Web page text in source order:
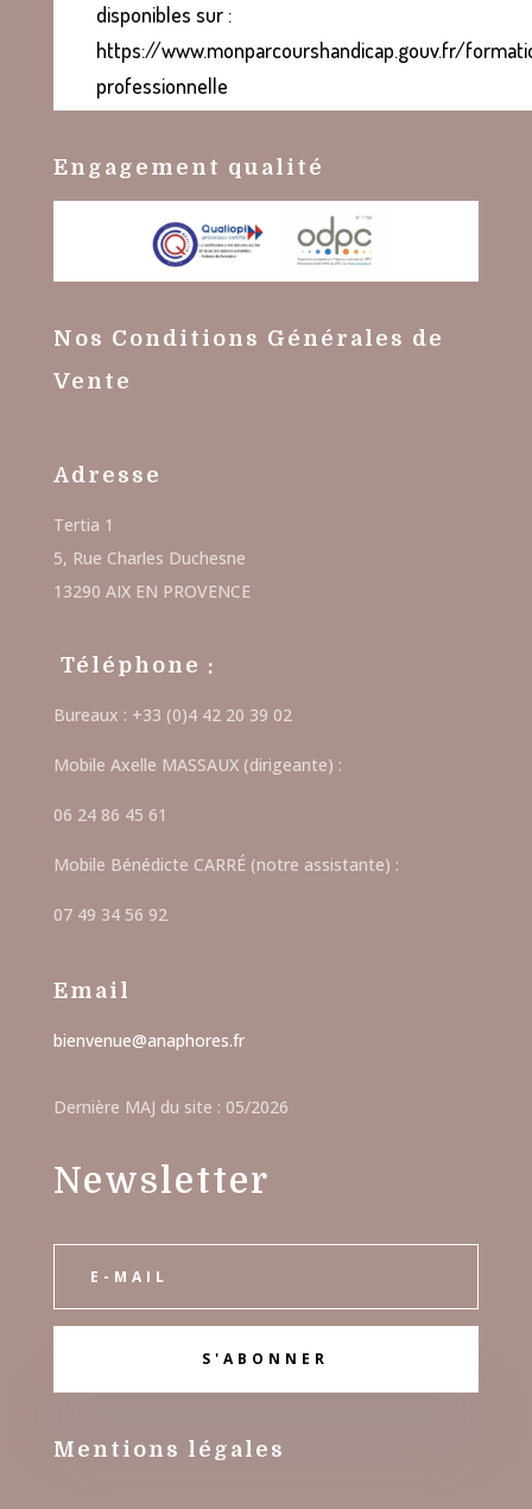
disponibles sur :
https://www.monparcourshandicap.gouv.fr/
professionnelle
Engagement qualité
Nos Conditions Générales de
Vente
Adresse
Tertia 1
5, Rue Charles Duchesne
13290 AIX EN PROVENCE
Téléphone :
Bureaux : +33 (0)4 42 20 39 02
Mobile Axelle MASSAUX (dirigeante) :
06 24 86 45 61
Mobile Bénédicte CARRÉ (notre assistante) :
07 49 34 56 92
Email
bienvenue@anaphores.fr
Dernière MAJ du site : 05/2026
Newsletter
S'ABONNER
M entions légales